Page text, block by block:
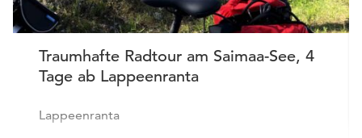
Traumhafte Radtour am Saimaa-See, 4
Tage ab Lappeenranta
Lappeenranta